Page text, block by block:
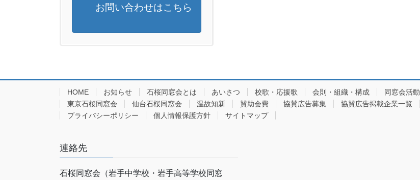
お問い合わせはこちら
HOME お知らせ 石桜同窓会とは あいさつ 校歌・応援歌 会則・組織・構成 同窓会活動
東京石桜同窓会
仙台石桜同窓会 温故知新 賛助会費 協賛広告募集 協賛広告掲載企業一覧
プライバシーポリシー
個人情報保護方針 サイトマップ
連絡先
石桜同窓会（岩手中学校・岩手高等学校同窓